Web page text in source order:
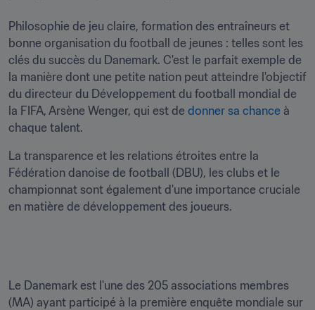
Philosophie de jeu claire, formation des entraîneurs et
bonne organisation du football de jeunes : telles sont les
clés du succès du Danemark. C'est le parfait exemple de
la manière dont une petite nation peut atteindre l'objectif
du directeur du Développement du football mondial de
la FIFA, Arsène Wenger, qui est de donner sa chance à
chaque talent.
La transparence et les relations étroites entre la
Fédération danoise de football (DBU), les clubs et le
championnat sont également d'une importance cruciale
Le Danemark est l'une des 205 associations membres
(MA) ayant participé à la première enquête mondiale sur